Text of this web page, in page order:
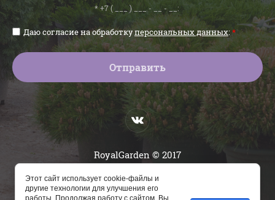
RoyalGarden © 2017
(ООО "СК")
Megagroup.ru
Даю согласие на обработкуперсональных данных:*
Отправить
Этот сайт использует cookie-файлы и
другие технологии для улучшения его
работы. Продолжая работу с сайтом, Вы